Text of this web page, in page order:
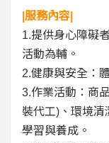
|服務內容|
1.提供身心障礙
活動為輔。
2.健康與安全：
3.作業活動：商
裝代工)、環境清
學習與養成。